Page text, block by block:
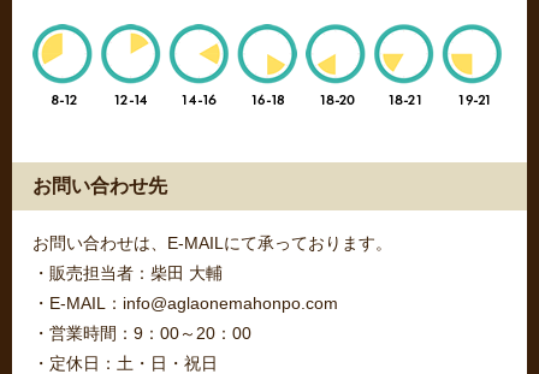
お問い合わせ先
お問い合わせは、E-MAILにて承っております。
・販売担当者：柴田 大輔
・E-MAIL：info@aglaonemahonpo.com
・営業時間：9：00～20：00
・定休日：土・日・祝日